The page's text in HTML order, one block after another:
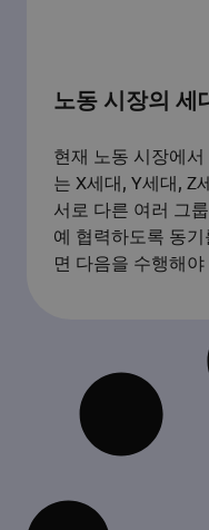
노동 시장의 세
현재 노동 시장에
는 X세대, Y세대, Z
서로 다른 여러 그
예 협력하도록 동
면 다음을 수행해야